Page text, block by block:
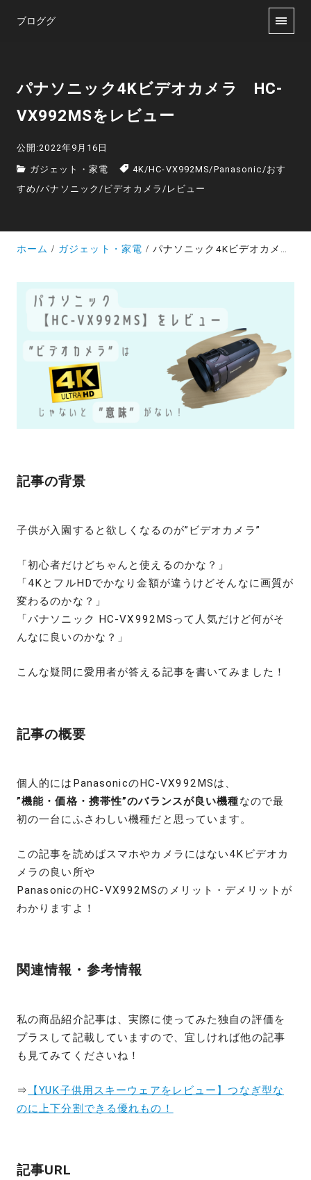
ブロググ
パナソニック4Kビデオカメラ HC-
VX992MSをレビュー
公開:2022年9月16日
ガジェット・家電 4K/HC-VX992MS/Panasonic /おす
すめ /パナソニック / ビデオカメラ / レビュー
ホーム ガジェット・家電 パナソニック4Kビデオカメラ HC-VX992MSをレビュー
記事の背景
子供が入園すると欲しくなるのが”ビデオカメラ”
「初心者だけどちゃんと使えるのかな？」
「4KとフルHDでかなり金額が違うけどそんなに画質が
変わるのかな？」
「パナソニック
HC-VX992MS って人気だけど何がそ
んなに良いのかな？」
こんな疑問に愛用者が答える記事を書いてみました！
記事の概要
個人的にはPanasonicのHC-VX992MSは、
”機能・価格・携帯性”のバランスが良い機種なので最
初の一台にふさわしい機種だと思っています。
この記事を読めばスマホやカメラにはない4Kビデオカ
メラの良い所や
PanasonicのHC-VX992MSのメリット・デメリットが
わかりますよ！
関連情報・参考情報
私の商品紹介記事は、実際に使ってみた独自の評価を
プラスして記載していますので、宜しければ他の記事
も見てみてくださいね！
⇒
【YUK子供用スキーウェアをレビュー】つなぎ型な
のに上下分割できる優れもの！
記事URL